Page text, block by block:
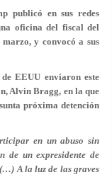
publicó en sus redes
oficina del fiscal del
y convocó a sus
EEUU enviaron este
Alvin Bragg, en la que
próxima detención
en un abuso sin
de un expresidente de
A la luz de las graves